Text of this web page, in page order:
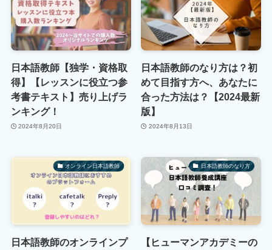
日本語教師【独学・資格取
得】【レッスンに役立つ参
考書テキスト】売り上げラ
ンキング！
2024年8月20日
日本語教師のなり方は？初
めて目指す方へ、あなたに
合った方法は？【2024最新
版】
2024年8月13日
オンライン日本語教師
日本語教師のオンラインプ
日本語教師のなり方
【ヒューマンアカデミーの